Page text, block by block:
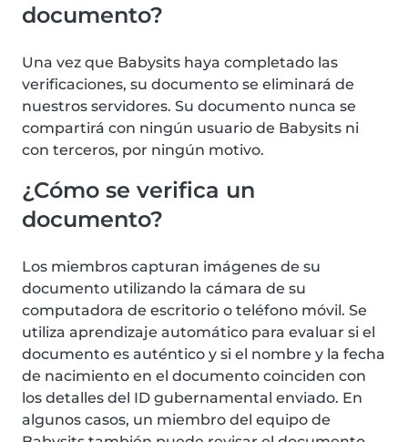
documento?
Una vez que Babysits haya completado las
verificaciones, su documento se eliminará de
nuestros servidores. Su documento nunca se
compartirá con ningún usuario de Babysits ni
con terceros, por ningún motivo.
¿Cómo se verifica un
documento?
Los miembros capturan imágenes de su
documento utilizando la cámara de su
computadora de escritorio o teléfono móvil. Se
utiliza aprendizaje automático para evaluar si el
documento es auténtico y si el nombre y la fecha
de nacimiento en el documento coinciden con
los detalles del ID gubernamental enviado. En
algunos casos, un miembro del equipo de